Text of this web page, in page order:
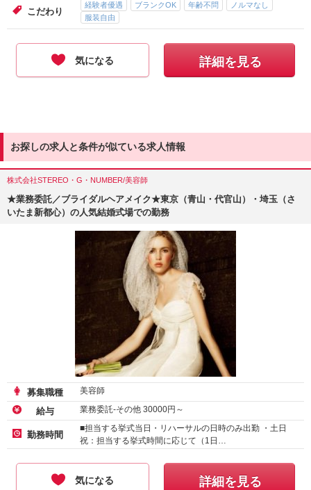
こだわり
経験者優遇 ブランクOK 年齢不問
ノルマなし
服装自由
気になる 詳細を見る
お探しの求人と条件が似ている求人情報
株式会社STEREO・G・NUMBER/美容師
★業務委託／ブライダルヘアメイク★東京（青山・代官山）・埼玉（さ
いたま新都心）の人気結婚式場での勤務
募集職種 美容師
給与 業務委託-その他 30000円～
勤務時間
■担当する挙式当日・リハーサルの日時のみ出勤 ・土日
祝：担当する挙式時間に応じて（1日…
気になる 詳細を見る